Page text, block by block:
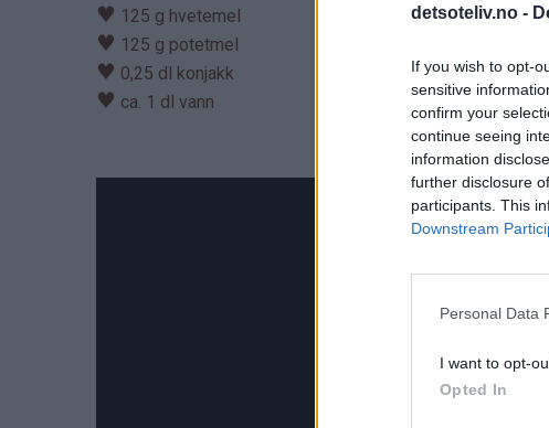
detsoteliv.no -
If you wish to opt-
sensitive
confirm your
continue seeing
information
further disclosure
participants. This
Downstream
Personal Data
I want to opt-
Opted In
♥ 125 g hvetemel
♥ 125 g potetmel
♥ 0,25 dl konjakk
♥ ca. 1 dl vann